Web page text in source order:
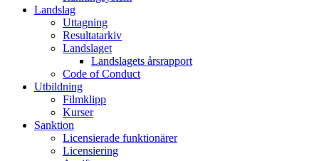
Landslag
Uttagning
Resultatarkiv
Landslaget
Landslagets årsrapport
Code of Conduct
Utbildning
Filmklipp
Kurser
Sanktion
Licensierade funktionärer
Licensiering